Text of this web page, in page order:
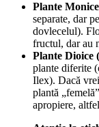
Plante
separate, dar
dovlecelul).
fructul, dar au
Plante Dioice
plante diferite
Ilex). Dacă
plantă
apropiere,